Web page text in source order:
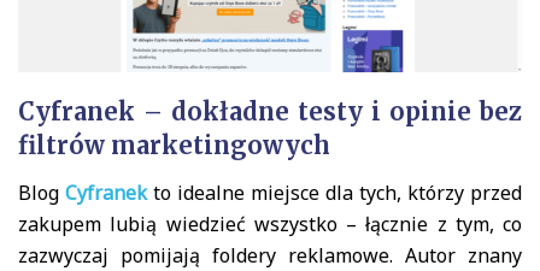
Cyfranek – dokładne testy i opinie bez
filtrów marketingowych
Blog Cyfranekto idealne miejsce dla tych, którzy przed
zakupem lubią wiedzieć wszystko – łącznie z tym, co
zazwyczaj pomijają foldery reklamowe. Autor znany